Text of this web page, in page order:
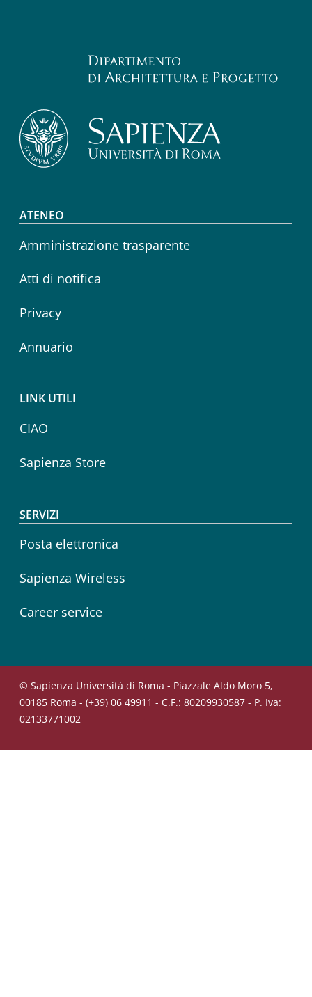
Footer menu
ATENEO
Amministrazione trasparente
Atti di notifica
Privacy
Annuario
LINK UTILI
CIAO
Sapienza Store
SERVIZI
Posta elettronica
Sapienza Wireless
Career service
© Sapienza Università di Roma - Piazzale Aldo Moro 5,
00185 Roma - (+39) 06 49911 - C.F.: 80209930587 - P. Iva:
02133771002